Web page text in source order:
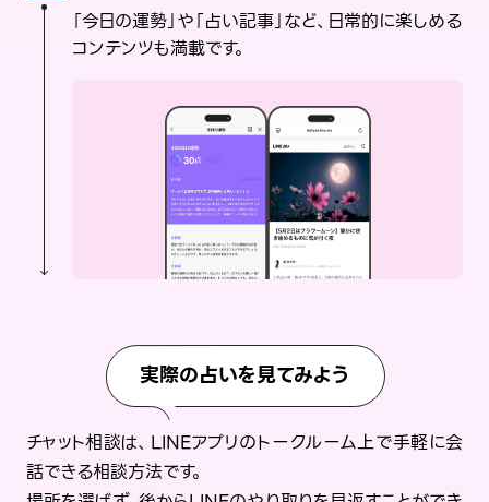
「今日の運勢」や「占い記事」など、日常的に楽しめる
コンテンツも満載です。
実際の占いを見てみよう
チャット相談は、LINEアプリのトークルーム上で手軽に会
話できる相談方法です。